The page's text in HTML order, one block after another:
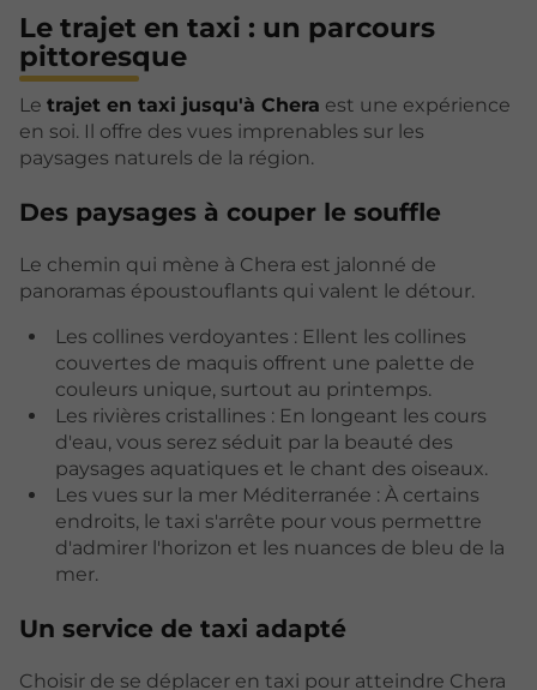
Le trajet en taxi : un parcours
pittoresque
Le trajet en taxi jusqu'à Chera est une expérience
en soi. Il offre des vues imprenables sur les
paysages naturels de la région.
Des paysages à couper le souffle
Le chemin qui mène à Chera est jalonné de
panoramas époustouflants qui valent le détour.
Les collines verdoyantes : Ellent les collines
couvertes de maquis offrent une palette de
couleurs unique, surtout au printemps.
Les rivières cristallines : En longeant les cours
d'eau, vous serez séduit par la beauté des
paysages aquatiques et le chant des oiseaux.
Les vues sur la mer Méditerranée : À certains
endroits, le taxi s'arrête pour vous permettre
d'admirer l'horizon et les nuances de bleu de la
mer.
Un service de taxi adapté
Choisir de se déplacer en taxi pour atteindre Chera